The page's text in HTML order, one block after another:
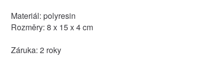
Materiál: polyresin
Rozměry: 8 x 15 x 4 cm
Záruka: 2 roky